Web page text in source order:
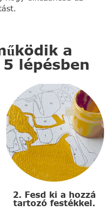
a
lépésben
2. Fesd ki a hozzá
tartozó festékkel.